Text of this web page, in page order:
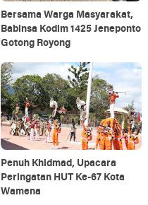
Bersama Warga Masyarakat,
Babinsa Kodim 1425 Jeneponto
Gotong Royong
Penuh Khidmad, Upacara
Peringatan HUT Ke-67 Kota
Wamena